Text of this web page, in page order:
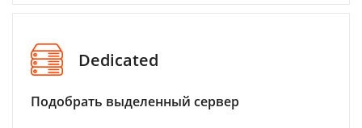
Dedicated
Подобрать выделенный сервер